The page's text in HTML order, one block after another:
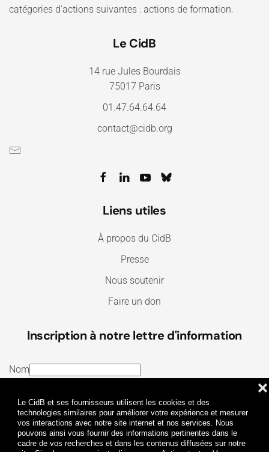
Le CidB et ses fournisseurs utilisent les cookies et des
technologies similaires pour améliorer votre expérience et mesurer
vos interactions avec notre site internet et nos services. Nous
pouvons ainsi vous fournir des informations pertinentes dans le
cadre de vos recherches et dans les contenus diffusées sur notre
❌
catégories d'actions suivantes : actions de formation.
Le CidB
14 rue Jules Bourdais
75017 Paris
01.47.64.64.64
contact@cidb.org
Liens utiles
À propos du CidB
Presse
Nous soutenir
Faire un don
Inscription à notre lettre d'information
Nom
J’ai lu et j’accepte lesTermes et conditionset la
Politique de confidentialité